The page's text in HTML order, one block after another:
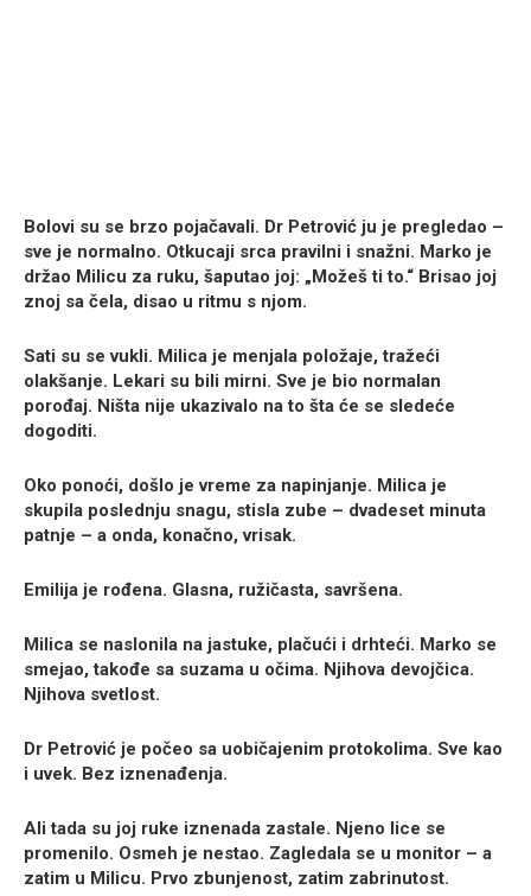
Bolovi su se brzo pojačavali. Dr Petrović ju je pregledao –
sve je normalno. Otkucaji srca pravilni i snažni. Marko je
držao Milicu za ruku, šaputao joj: „Možeš ti to.“ Brisao joj
znoj sa čela, disao u ritmu s njom.
Sati su se vukli. Milica je menjala položaje, tražeći
olakšanje. Lekari su bili mirni. Sve je bio normalan
porođaj. Ništa nije ukazivalo na to šta će se sledeće
dogoditi.
Oko ponoći, došlo je vreme za napinjanje. Milica je
skupila poslednju snagu, stisla zube – dvadeset minuta
patnje – a onda, konačno, vrisak.
Emilija je rođena. Glasna, ružičasta, savršena.
Milica se naslonila na jastuke, plačući i drhteći. Marko se
smejao, takođe sa suzama u očima. Njihova devojčica.
Njihova svetlost.
Dr Petrović je počeo sa uobičajenim protokolima. Sve kao
i uvek. Bez iznenađenja.
Ali tada su joj ruke iznenada zastale. Njeno lice se
promenilo. Osmeh je nestao. Zagledala se u monitor – a
zatim u Milicu. Prvo zbunjenost, zatim zabrinutost.